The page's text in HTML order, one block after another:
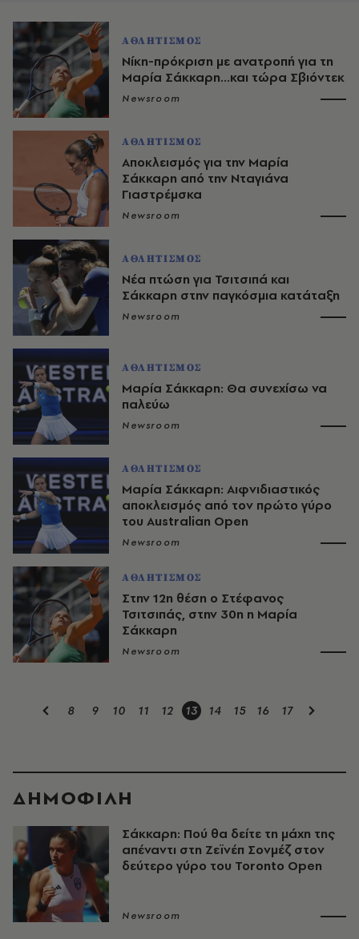
ΑΘΛΗΤΙΣΜΟΣ
Νίκη-πρόκριση με ανατροπή για τη
Μαρία Σάκκαρη...και τώρα Σβιόντεκ
Newsroom
ΑΘΛΗΤΙΣΜΟΣ
Αποκλεισμός για την Μαρία
Σάκκαρη από την Νταγιάνα
Γιαστρέμσκα
Newsroom
ΑΘΛΗΤΙΣΜΟΣ
Νέα πτώση για Τσιτσιπά και
Σάκκαρη στην παγκόσμια κατάταξη
Newsroom
ΑΘΛΗΤΙΣΜΟΣ
Μαρία Σάκκαρη: Θα συνεχίσω να
παλεύω
Newsroom
ΑΘΛΗΤΙΣΜΟΣ
Μαρία Σάκκαρη: Αιφνιδιαστικός
αποκλεισμός από τον πρώτο γύρο
του Australian Open
Newsroom
ΑΘΛΗΤΙΣΜΟΣ
Στην 12η θέση ο Στέφανος
Τσιτσιπάς, στην 30η η Μαρία
Σάκκαρη
Newsroom
8 9 10 11 12 13 14 15 16 17
ΔΗΜΟΦΙΛΗ
Σάκκαρη: Πού θα δείτε τη μάχη της
απέναντι στη Ζεϊνέπ Σονμέζ στον
δεύτερο γύρο του Toronto Open
Newsroom